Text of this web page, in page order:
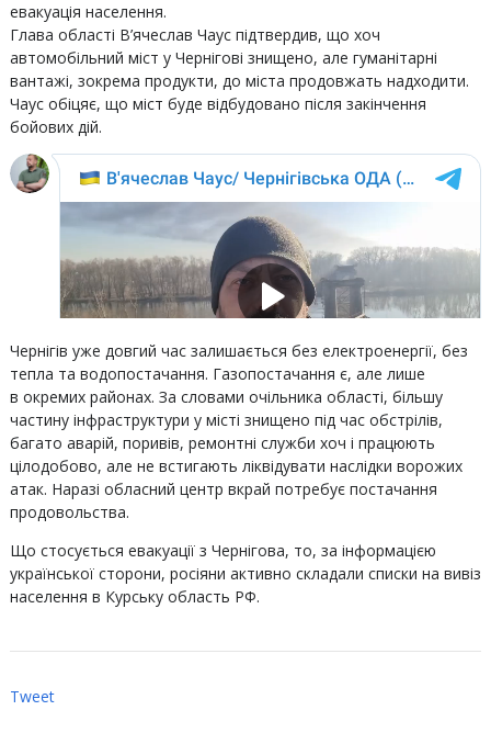
евакуація населення.
Глава області В’ячеслав Чаус підтвердив, що хоч
автомобільний міст у Чернігові знищено, але гуманітарні
вантажі, зокрема продукти, до міста продовжать надходити.
Чаус обіцяє, що міст буде відбудовано після закінчення
бойових дій.
Чернігів уже довгий час залишається без електроенергії, без
тепла та водопостачання. Газопостачання є, але лише
в окремих районах. За словами очільника області, більшу
частину інфраструктури у місті знищено під час обстрілів,
багато аварій, поривів, ремонтні служби хоч і працюють
цілодобово, але не встигають ліквідувати наслідки ворожих
атак. Наразі обласний центр вкрай потребує постачання
продовольства.
Що стосується евакуації з Чернігова, то, за інформацією
української сторони, росіяни активно складали списки на вивіз
населення в Курську область РФ.
Tweet